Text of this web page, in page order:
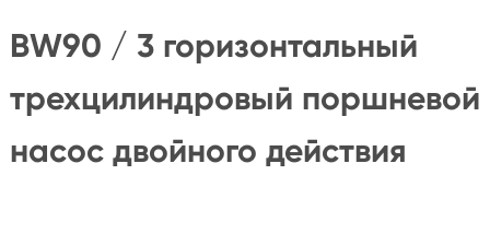
BW90 / 3 горизонтальный
трехцилиндровый поршневой
насос двойного действия